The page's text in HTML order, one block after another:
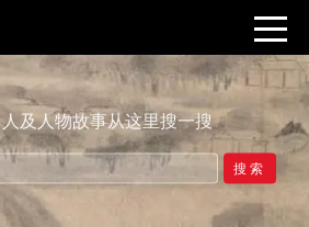
及人物故事从这里搜一搜
搜索